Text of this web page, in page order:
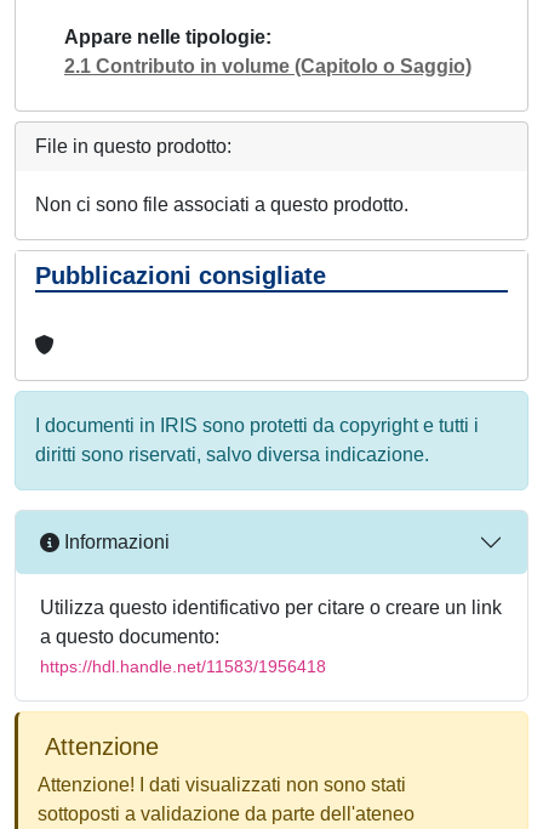
Appare nelle tipologie
2.1 Contributo in volume (Capitolo o Saggio)
File in questo prodotto:
Non ci sono file associati a questo prodotto.
Pubblicazioni consigliate
I documenti in IRIS sono protetti da copyright e tutti i
diritti sono riservati, salvo diversa indicazione.
Informazioni
Utilizza questo identificativo per citare o creare un link
a questo documento:
https://hdl.handle.net/11583/1956418
Attenzione
Attenzione! I dati visualizzati non sono stati
sottoposti a validazione da parte dell'ateneo